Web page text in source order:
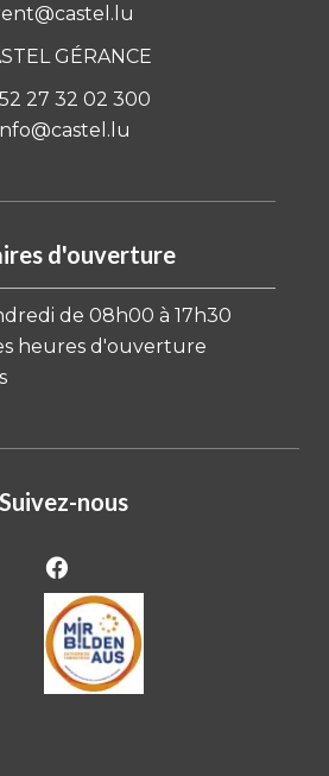
GÉRANCE
27 32 02 300
d'ouverture
de 08h00 à 17h30
heures d'ouverture
Suivez-nous